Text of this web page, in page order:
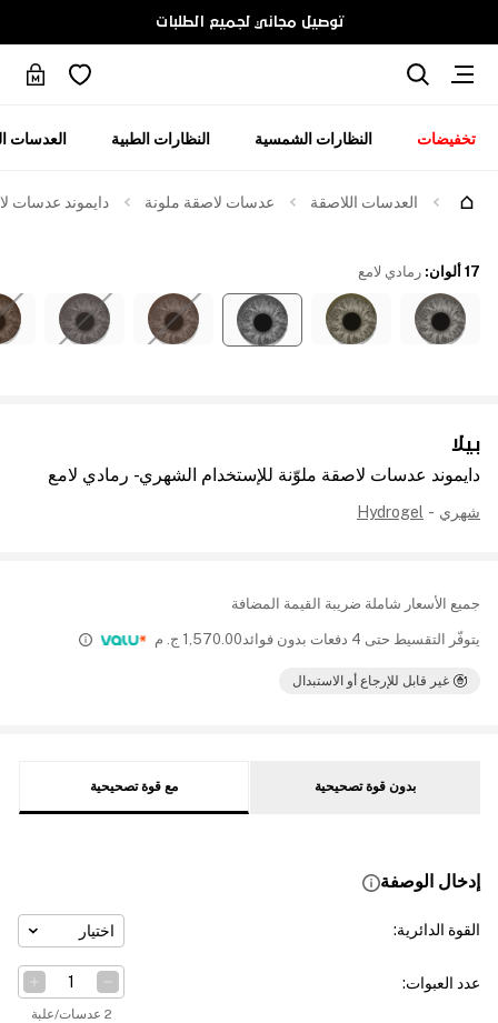
توصيل مجاني لجميع الطلبات
تخفيضات النظارات الشمسية النظارات الطبية العدسات
العدسات اللاصقة عدسات لاصقة ملونة دايموند عدسات
بيلا
دايموند عدسات لاصقة ملوّنة للإستخدام الشهري - رمادي لامع
شهري -
Hydrogel
جميع الأسعار شاملة ضريبة القيمة المضافة
يتوفّر التقسيط حتى 4 دفعات بدون فوائد 1,570.00 ج. م
غير قابل للإرجاع أو الاستبدال
17 ألوان : رمادي لامع
بدون قوة تصحيحية مع قوة تصحيحية
إدخال الوصفة
القوة الدائرية: اختيار
عدد العبوات:
2 عدسات/علبة